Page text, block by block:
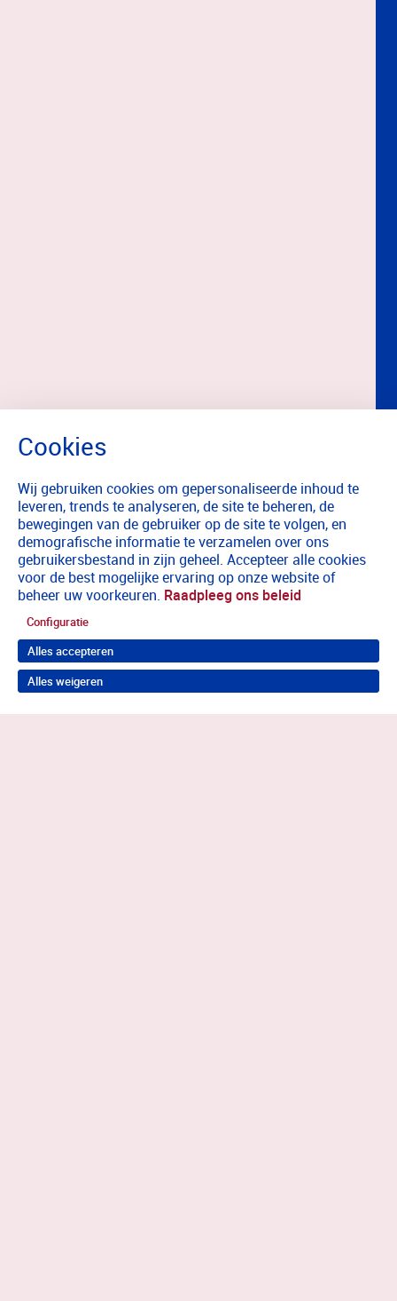
Wij gebruiken cookies om gepersonaliseerde inhoud te
leveren, trends te analyseren, de site te beheren, de
bewegingen van de gebruiker op de site te volgen, en
demografische informatie te verzamelen over ons
gebruikersbestand in zijn geheel. Accepteer alle cookies
voor de best mogelijke ervaring op onze website of
beheer uw voorkeuren. Raadpleeg ons beleid
Configuratie
Alles accepteren
Alles weigeren